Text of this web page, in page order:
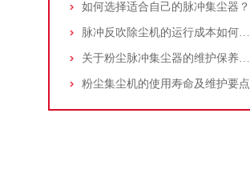
如何选择适合自己的脉冲集尘器？
脉冲反吹除尘机的运行成本如何控制和优化？
关于粉尘脉冲集尘器的维护保养问题
粉尘集尘机的使用寿命及维护要点